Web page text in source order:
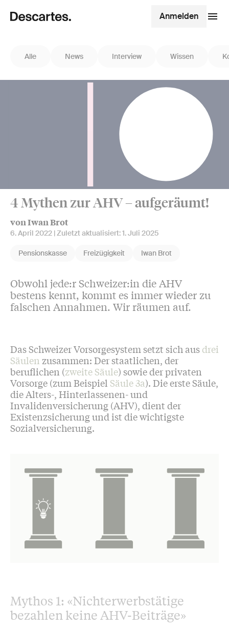
Anmelden
Alle News Interview Wissen
4 Mythen zur AHV – aufgeräumt!
von Iwan Brot
6. April 2022 | Zuletzt aktualisiert:1. Juli 2025
Pensionskasse Freizügigkeit Iwan Brot
Obwohl jede:r Schweizer:in die AHV
bestens kennt, kommt es immer wieder zu
falschen Annahmen. Wir räumen auf.
Das Schweizer Vorsorgesystem setzt sich ausdrei
Säulen zusammen: Der staatlichen, der
beruflichen (zweite Säule) sowie der privaten
Vorsorge (zum Beispiel Säule 3a). Die erste Säule,
die Alters-, Hinterlassenen- und
Invalidenversicherung (AHV), dient der
Existenzsicherung und ist die wichtigste
Sozialversicherung.
Mythos 1: «Nichterwerbstätige
bezahlen keine AHV-Beiträge»